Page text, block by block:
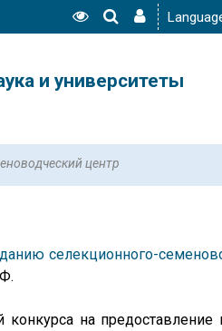
и университеты
центр
селекционного-
на предоставление